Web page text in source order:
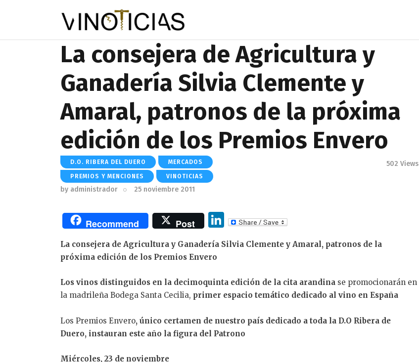
La consejera de Agricultura y
Ganadería Silvia Clemente y
Amaral, patronos de la próxima
edición de los Premios Envero
D.O. RIBERA DEL DUERO MERCADOS
PREMIOS Y MENCIONES VINOTICIAS
by administrador 25 noviembre 2011
502 Views
Recommend Post
Li
n
k
dI
n
La consejera de Agricultura y Ganadería Silvia Clemente y Amaral, patronos de la
próxima edición de los Premios Envero
Los vinos distinguidos en la decimoquinta edición de la cita arandina se promocionarán en
la madrileña Bodega Santa Cecilia, primer espacio temático dedicado al vino en España
Los Premios Envero, único certamen de nuestro país dedicado a toda la D.O Ribera de
Duero, instauran este año la figura del Patrono
Miércoles, 23 de noviembre